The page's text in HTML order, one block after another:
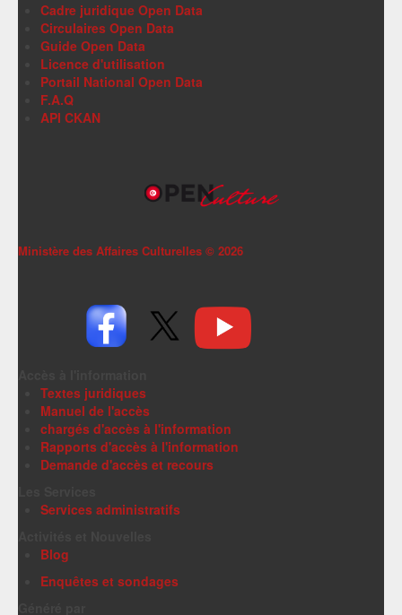
Cadre juridique Open Data
Circulaires Open Data
Guide Open Data
Licence d'utilisation
Portail National Open Data
F.A.Q
API CKAN
Ministère des Affaires Culturelles © 2026
Textes juridiques
Manuel de l'accès
chargés d'accès à l'information
Rapports d'accès à l'information
Demande d'accès et recours
Services administratifs
Blog
Enquêtes et sondages